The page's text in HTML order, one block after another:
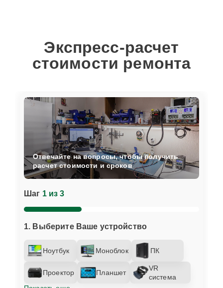
Экспресс-расчет
стоимости ремонта
Шаг 1 из 3
1. Выберите Ваше устройство
Ноутбук Моноблок ПК
Проектор Планшет
VR
система
Отвечайте на вопросы, чтобы получить
расчет стоимости и сроков